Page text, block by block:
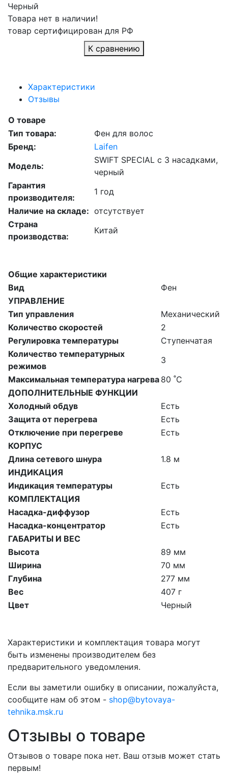
Черный
Товара нет в наличии!
товар сертифицирован для РФ
К сравнению
Характеристики
Отзывы
Общие характеристики
Вид
Фен
УПРАВЛЕНИЕ
Тип управления
Механический
Количество скоростей
2
Регулировка температуры
Ступенчатая
Количество температурных
режимов
3
Максимальная температура нагрева 80 ˚С
ДОПОЛНИТЕЛЬНЫЕ ФУНКЦИИ
Холодный обдув
Есть
Защита от перегрева
Есть
Отключение при перегреве
Есть
КОРПУС
Длина сетевого шнура
1.8 м
ИНДИКАЦИЯ
Индикация температуры
Есть
КОМПЛЕКТАЦИЯ
Насадка-диффузор
Есть
Насадка-концентратор
Есть
ГАБАРИТЫ И ВЕС
Высота
89 мм
Ширина
70 мм
Глубина
277 мм
Вес
407 г
Цвет
Черный
О товаре
Тип товара:
Фен для волос
Бренд:
Laifen
Модель:
SWIFT SPECIAL с 3 насадками,
черный
Гарантия
производителя:
1 год
Наличие на складе: отсутствует
Страна
производства:
Китай
Характеристики и комплектация товара могут
быть изменены производителем без
предварительного уведомления.
Если вы заметили ошибку в описании, пожалуйста,
сообщите нам об этом - shop@bytovaya-
tehnika.msk.ru
Отзывы о товаре
Отзывов о товаре пока нет. Ваш отзыв может стать
первым!